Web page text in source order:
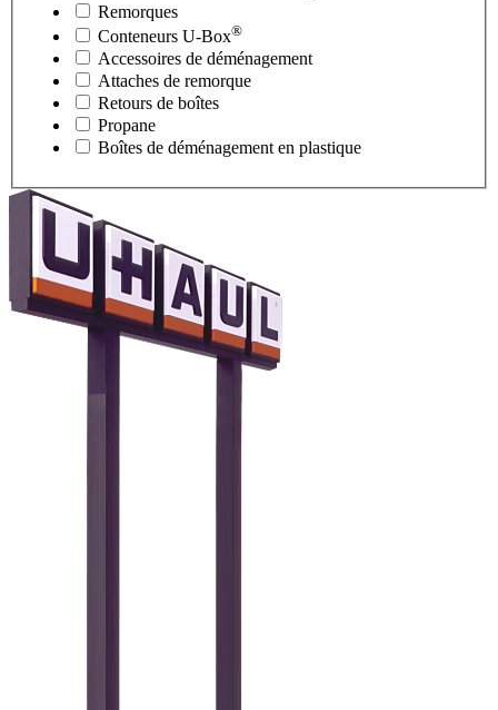
Remorques
Conteneurs U-Box®
Accessoires de déménagement
Attaches de remorque
Retours de boîtes
Propane
Boîtes de déménagement en plastique